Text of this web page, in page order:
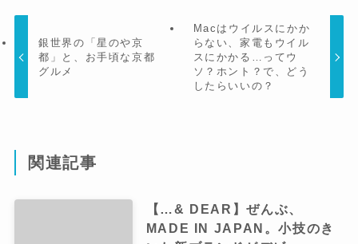
銀世界の「星のや京
都」と、お手頃な京都
グルメ
Macはウイルスにかか
らない、家電もウイル
スにかかる…ってウ
ソ？ホント？で、どう
したらいいの？
関連記事
【…& DEAR】ぜんぶ、
MADE IN JAPAN。小技のき